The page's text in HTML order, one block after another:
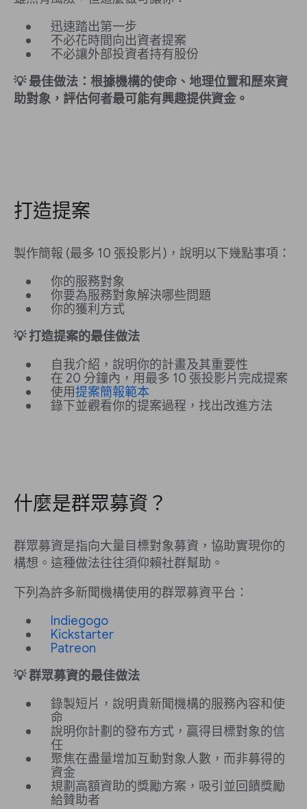
迅速踏出第一步
不必花時間向出資者提案
不必讓外部投資者持有股份
💡 最佳做法：根據機構的使命、地理位置和歷來資
助對象，評估何者最可能有興趣提供資金。
打造提案
製作簡報 (最多 10 張投影片)，說明以下幾點事項：
你的服務對象
你要為服務對象解決哪些問題
你的獲利方式
💡 打造提案的最佳做法
自我介紹，說明你的計畫及其重要性
在 20 分鐘內，用最多 10 張投影片完成提案
使用提案簡報範本
錄下並觀看你的提案過程，找出改進方法
什麼是群眾募資？
群眾募資是指向大量目標對象募資，協助實現你的
構想。這種做法往往須仰賴社群幫助。
下列為許多新聞機構使用的群眾募資平台：
Indiegogo
Kickstarter
Patreon
💡 群眾募資的最佳做法
錄製短片，說明貴新聞機構的服務內容和使
命
說明你計劃的發布方式，贏得目標對象的信
任
聚焦在盡量增加互動對象人數，而非募得的
資金
規劃高額資助的獎勵方案，吸引並回饋獎勵
給贊助者